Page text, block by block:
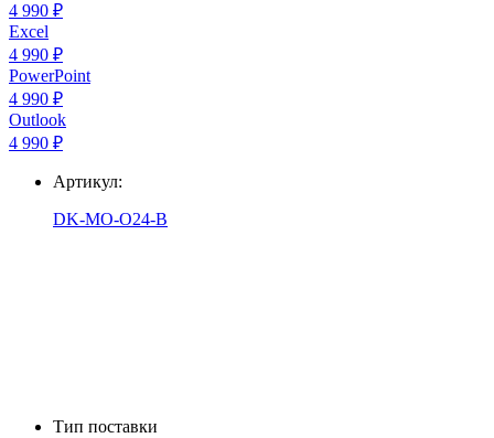
4 990 ₽
Excel
4 990 ₽
PowerPoint
4 990 ₽
Outlook
4 990 ₽
Артикул:
DK-MO-O24-B
Тип поставки